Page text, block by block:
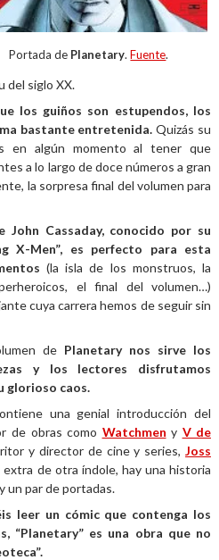
Portada de Planetary.Fuente.
del siglo XX.
los guiños son estupendos, los
bastante entretenida. Quizás su
en algún momento al tener que
a lo largo de doce números a gran
la sorpresa final del volumen para
John Cassaday, conocido por su
X-Men”, es perfecto para esta
(la isla de los monstruos, la
el final del volumen…)
cuya carrera hemos de seguir sin
de Planetary nos sirve los
y los lectores disfrutamos
glorioso caos.
una genial introducción del
de obras como Watchmen y V de
y director de cine y series,Joss
extra de otra índole, hay una historia
un par de portadas.
leer un cómic que contenga los
“Planetary” es una obra que no